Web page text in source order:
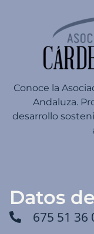
Conoce la
Andaluza.
desarrollo
Datos
675 51 36